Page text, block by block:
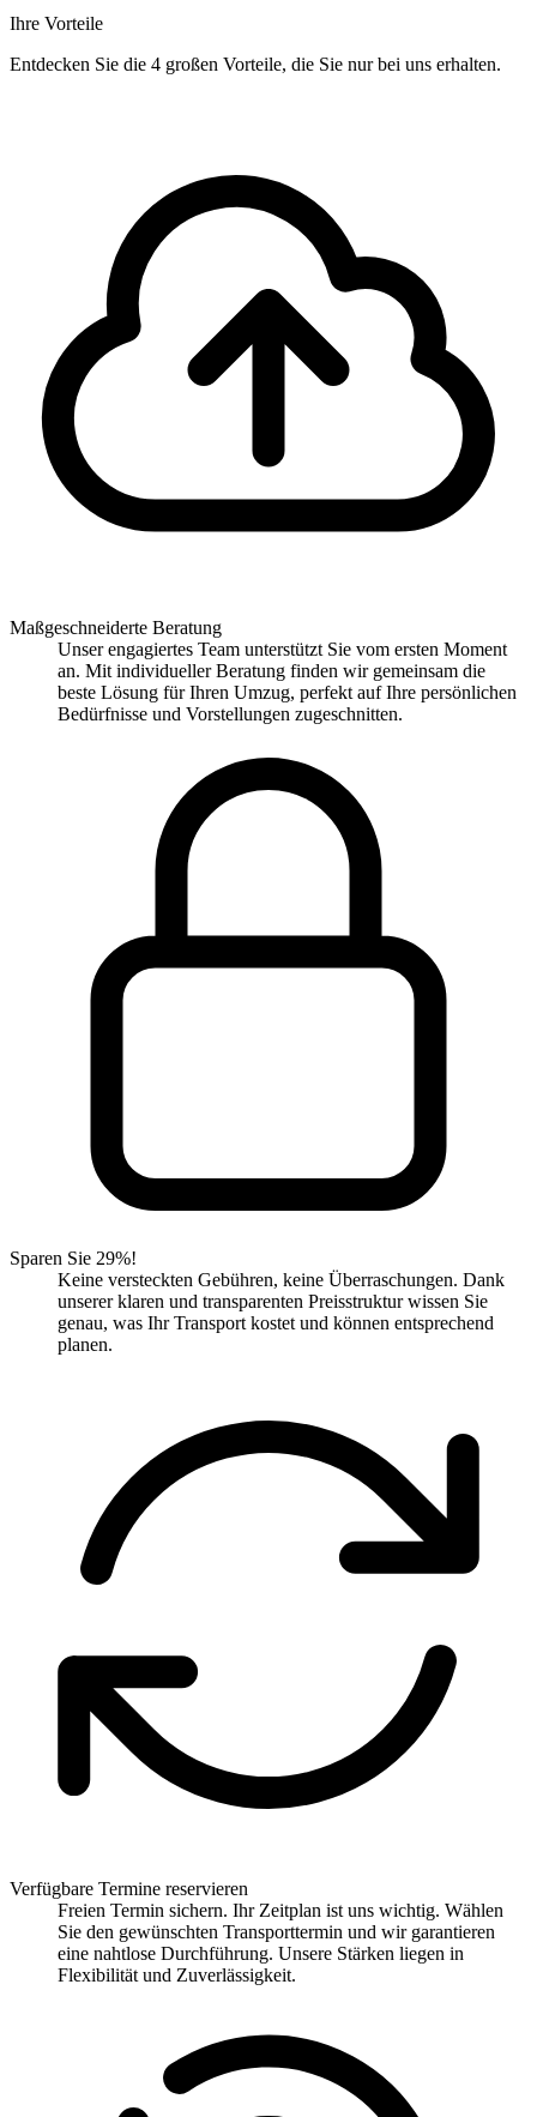
Ihre Vorteile
Entdecken Sie die 4 großen Vorteile, die Sie nur bei uns erhalten.
Maßgeschneiderte Beratung
Unser engagiertes Team unterstützt Sie vom ersten Moment
an. Mit individueller Beratung finden wir gemeinsam die
beste Lösung für Ihren Umzug, perfekt auf Ihre persönlichen
Bedürfnisse und Vorstellungen zugeschnitten.
Sparen Sie 29%!
Keine versteckten Gebühren, keine Überraschungen. Dank
unserer klaren und transparenten Preisstruktur wissen Sie
genau, was Ihr Transport kostet und können entsprechend
planen.
Verfügbare Termine reservieren
Freien Termin sichern. Ihr Zeitplan ist uns wichtig. Wählen
Sie den gewünschten Transporttermin und wir garantieren
eine nahtlose Durchführung. Unsere Stärken liegen in
Flexibilität und Zuverlässigkeit.